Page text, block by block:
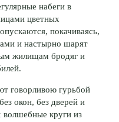
набеги в
цветных
покачиваясь,
и настырно шарят
жилищам бродяг и
говорливою гурьбой
окон, без дверей и
волшебные круги из